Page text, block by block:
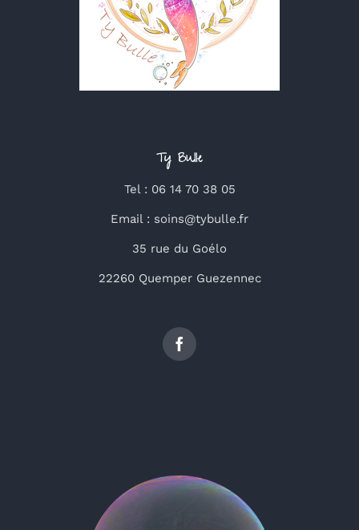
Ty Bulle
Tel : 06 14 70 38 05
Email : soins@tybulle.fr
35 rue du Goélo
22260 Quemper Guezennec